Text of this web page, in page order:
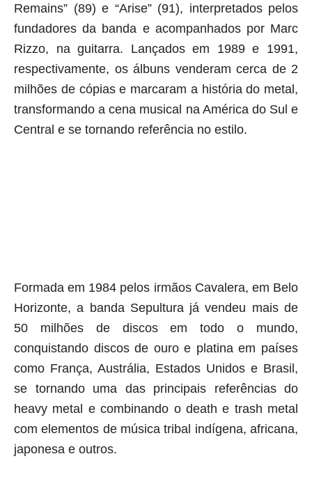
Remains” (89) e “Arise” (91), interpretados pelos
fundadores da banda e acompanhados por Marc
Rizzo, na guitarra. Lançados em 1989 e 1991,
respectivamente, os álbuns venderam cerca de 2
milhões de cópias e marcaram a história do metal,
transformando a cena musical na América do Sul e
Central e se tornando referência no estilo.
Formada em 1984 pelos irmãos Cavalera, em Belo
Horizonte, a banda Sepultura já vendeu mais de
50 milhões de discos em todo o mundo,
conquistando discos de ouro e platina em países
como França, Austrália, Estados Unidos e Brasil,
se tornando uma das principais referências do
heavy metal e combinando o death e trash metal
com elementos de música tribal indígena, africana,
japonesa e outros.